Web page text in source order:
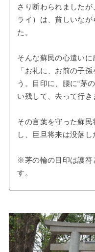
さり断わられました
ライ）は、貧しいな
た。
そんな蘇民の心遣いに
「お礼に、お前の子
う。目印に、腰に“茅
い残して、去って行き
その言葉を守った蘇
し、巨旦将来は没落し
※茅の輪の目印は護符
す。